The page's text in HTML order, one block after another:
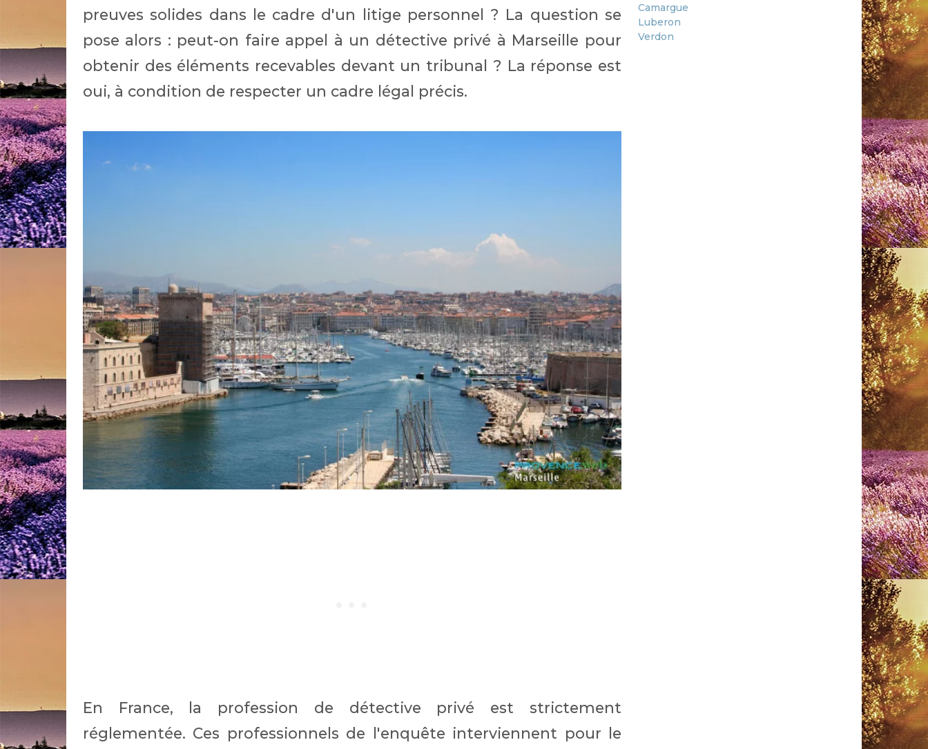
preuves solides dans le cadre d'un litige personnel ? La question se
pose alors : peut-on faire appel à un détective privé à Marseille pour
obtenir des éléments recevables devant un tribunal ? La réponse est
oui, à condition de respecter un cadre légal précis.
En France, la profession de détective privé est strictement
réglementée. Ces professionnels de l'enquête interviennent pour le
Camargue
Luberon
Verdon